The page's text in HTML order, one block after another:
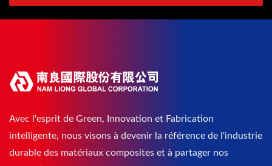
Avec l'esprit de Green, Innovation et Fabrication
intelligente, nous visons à devenir la référence de l'industrie
durable des matériaux composites et à partager nos